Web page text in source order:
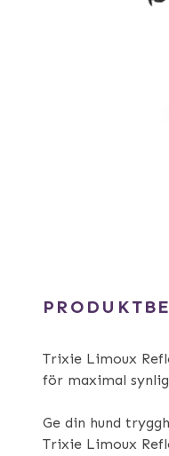
Trixie Limoux
för maximal
Ge din hund
Trixie Limoux